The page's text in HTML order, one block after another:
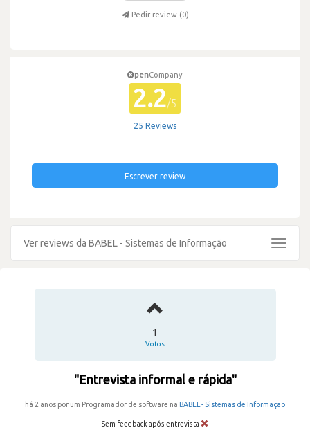
Pedir review (0)
penCompany
2.2/5
25 Reviews
Escrever review
Ver reviews da BABEL - Sistemas de Informação
Toggle
1
Votos
"Entrevista informal e rápida"
há 2 anos por um Programador de software na BABEL - Sistemas de Informação
Sem feedback após entrevista